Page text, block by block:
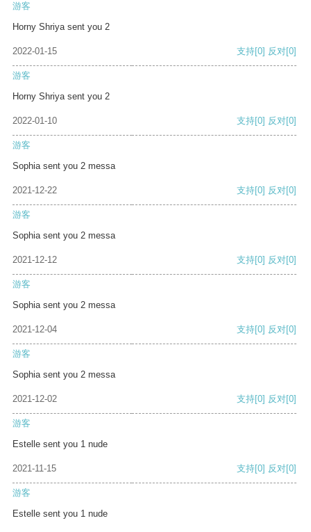
游客
Horny Shriya sent you 2
2022-01-15 支持[0] 反对[0]
游客
Horny Shriya sent you 2
2022-01-10 支持[0] 反对[0]
游客
Sophia sent you 2 messa
2021-12-22 支持[0] 反对[0]
游客
Sophia sent you 2 messa
2021-12-12 支持[0] 反对[0]
游客
Sophia sent you 2 messa
2021-12-04 支持[0] 反对[0]
游客
Sophia sent you 2 messa
2021-12-02 支持[0] 反对[0]
游客
Estelle sent you 1 nude
2021-11-15 支持[0] 反对[0]
游客
Estelle sent you 1 nude